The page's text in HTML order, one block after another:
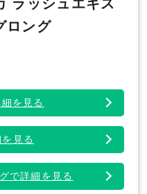
ラッシュエキス
ロング
を見る
見る
で詳細を見る